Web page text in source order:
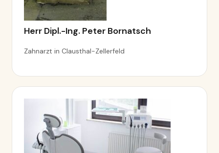
Herr Dipl.-Ing. Peter Bornatsch
Zahnarzt in Clausthal-Zellerfeld